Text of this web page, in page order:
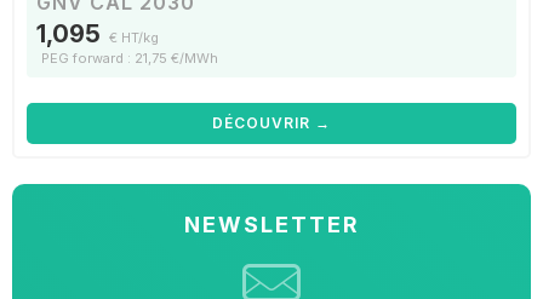
1,095 € HT/kg
PEG forward : 21,75 €/MWh
DÉCOUVRIR →
NEWSLETTER